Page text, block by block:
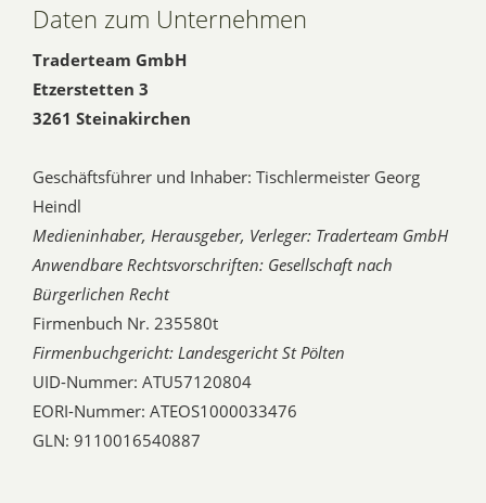
Daten zum Unternehmen
Traderteam GmbH
Etzerstetten 3
3261 Steinakirchen
Geschäftsführer und Inhaber: Tischlermeister Georg
Heindl
Medieninhaber, Herausgeber, Verleger: Traderteam GmbH
Anwendbare Rechtsvorschriften: Gesellschaft nach
Bürgerlichen Recht
Firmenbuch Nr. 235580t
Firmenbuchgericht: Landesgericht St Pölten
UID-Nummer: ATU57120804
EORI-Nummer: ATEOS1000033476
GLN: 9110016540887